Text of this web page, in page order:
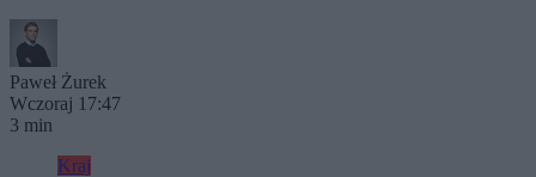
Paweł Żurek
Wczoraj 17:47
3 min
Kraj